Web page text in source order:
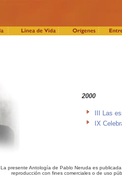
2000
III Las
IX
La presente Antología de Pablo Neruda es
reproducción con fines comerciales o de uso